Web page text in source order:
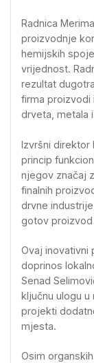
Radnica
proizvodnje
hemijskih
vrijednost.
rezultat
firma proizvodi
drveta, metala
Izvršni direktor
princip
njegov značaj
finalnih
drvne
gotov proizvod
Ovaj inovativni
doprinos
Senad
ključnu ulogu
projekti
mjesta.
Osim